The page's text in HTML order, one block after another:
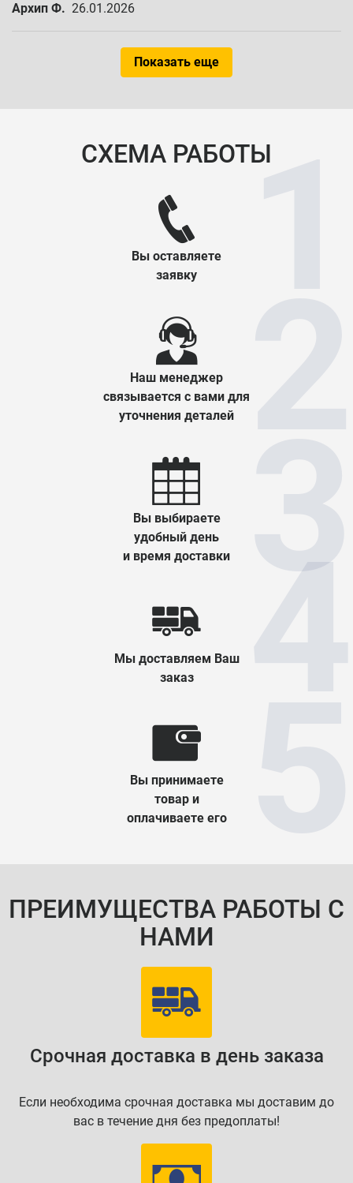
Архип Ф. 26.01.2026
Показать еще
СХЕМА РАБОТЫ
Вы оставляете
заявку
Наш менеджер
связывается с вами для
уточнения деталей
Вы выбираете
удобный день
и время доставки
Мы доставляем Ваш
заказ
Вы принимаете
товар и
оплачиваете его
ПРЕИМУЩЕСТВА РАБОТЫ С
НАМИ
Срочная доставка в день заказа
Если необходима срочная доставка мы доставим до
вас в течение дня без предоплаты!